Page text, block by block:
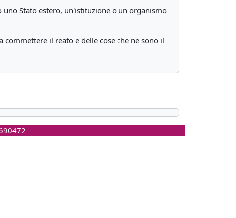
Stato estero, un'istituzione o un organismo
il reato e delle cose che ne sono il